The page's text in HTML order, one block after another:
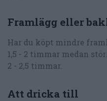
Framlägg eller
Har du köpt mindre
1,5 - 2 timmar medan
2 - 2,5 timmar.
Att dricka till